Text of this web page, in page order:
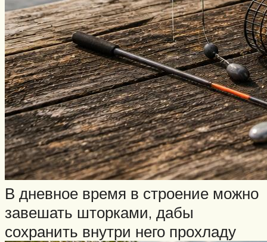
В дневное время в строение можно
завешать шторками, дабы
сохранить внутри него прохладу